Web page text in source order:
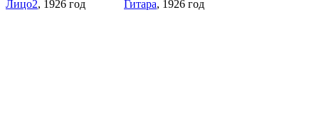
Лицо2, 1926 год Гитара, 1926 год